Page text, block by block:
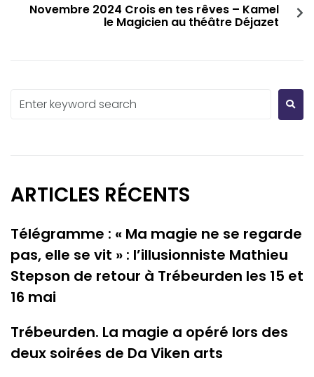
Novembre 2024 Crois en tes rêves – Kamel
le Magicien au théâtre Déjazet
ARTICLES RÉCENTS
Télégramme : « Ma magie ne se regarde
pas, elle se vit » : l’illusionniste Mathieu
Stepson de retour à Trébeurden les 15 et
16 mai
Trébeurden. La magie a opéré lors des
deux soirées de Da Viken arts